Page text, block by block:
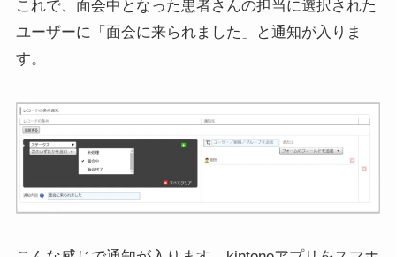
これで、面会中となった患者さんの担当に選択された
ユーザーに「面会に来られました」と通知が入りま
す。